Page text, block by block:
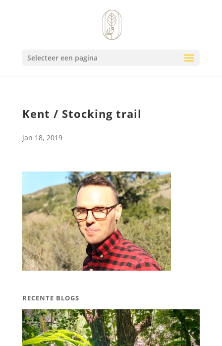
Selecteer een pagina
Kent / Stocking trail
jan 18, 2019
RECENTE BLOGS